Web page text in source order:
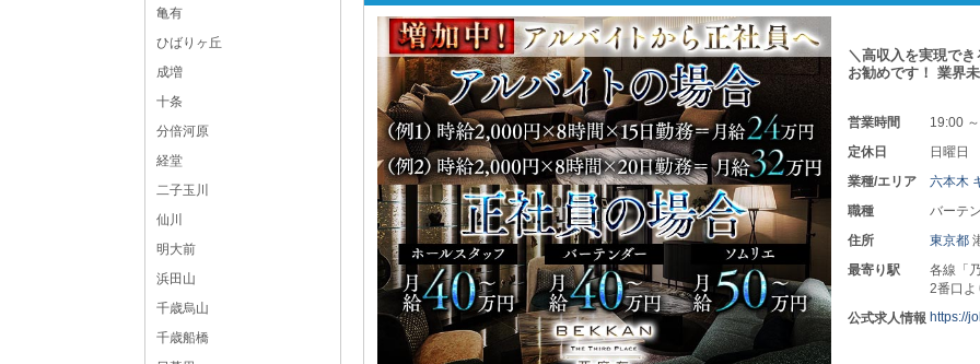
亀有
ひばりヶ丘
成増
十条
分倍河原
経堂
二子玉川
仙川
明大前
浜田山
千歳烏山
千歳船橋
＼高収入を実現で
お勧めです！ 業界
営業時間
19:00
定休日
日曜日
業種/エリア
六本木
職種
バーテ
住所
東京都
最寄り駅
各線「
2番口よ
公式求人情報 https://